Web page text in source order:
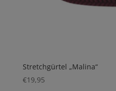
Stretchgürtel „Malina“
€19,95